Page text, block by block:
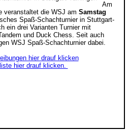
Am
veranstaltet die WSJ am Samstag
Spaß-Schachturnier in Stuttgart-
ein drei Varianten Turnier mit
und Duck Chess. Seit auch
WSJ Spaß-Schachturnier dabei.
hier drauf klicken
hier drauf klicken.